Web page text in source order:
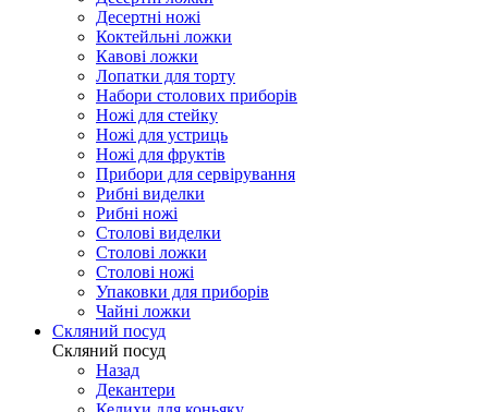
Десертні ножі
Коктейльні ложки
Кавові ложки
Лопатки для торту
Набори столових приборів
Ножі для стейку
Ножі для устриць
Ножі для фруктів
Прибори для сервірування
Рибні виделки
Рибні ножі
Столові виделки
Столові ложки
Столові ножі
Упаковки для приборів
Чайні ложки
Скляний посуд
Скляний посуд
Назад
Декантери